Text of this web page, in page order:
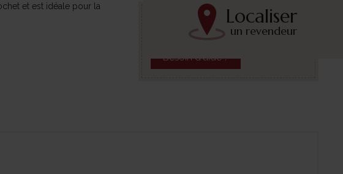
Localiser
un revendeur
et est idéale pour la
Conditionnement :
10 bobines
Oekotex
Besoin d'aide ?